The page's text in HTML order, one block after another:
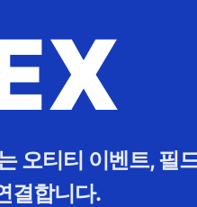
오티티 이벤트, 필
결합니다.